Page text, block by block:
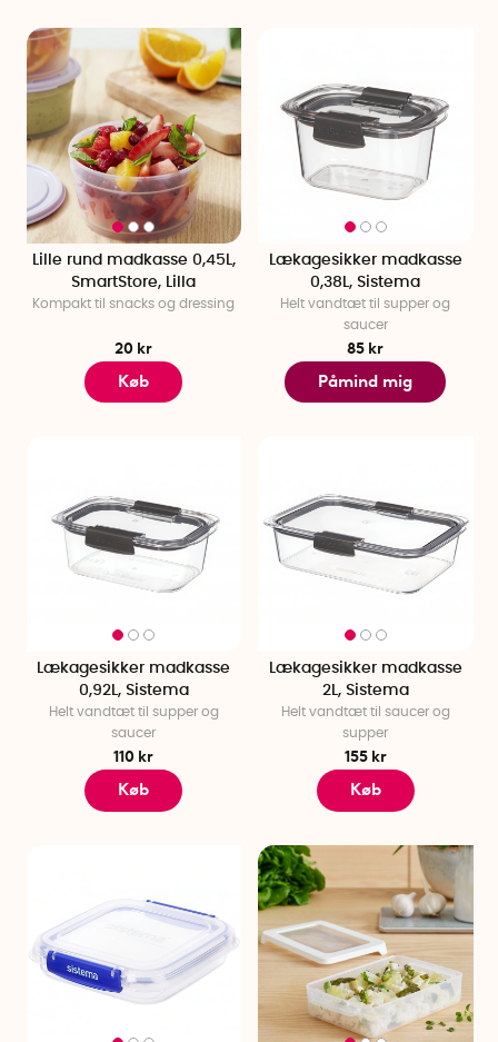
Lille rund madkasse 0,45L,
SmartStore, Lilla
Kompakt til snacks og dressing
20 kr
Køb
Lækagesikker madkasse
0,38L, Sistema
Helt vandtæt til supper og
saucer
85 kr
Påmind mig
Lækagesikker madkasse
0,92L, Sistema
Helt vandtæt til supper og
saucer
110 kr
Køb
Lækagesikker madkasse
2L, Sistema
Helt vandtæt til saucer og
supper
155 kr
Køb